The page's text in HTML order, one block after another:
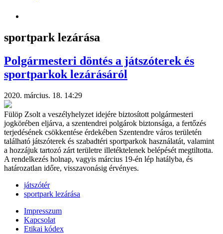
sportpark lezárása
Polgármesteri döntés a játszóterek és
sportparkok lezárásáról
2020. március. 18. 14:29
Fülöp Zsolt a veszélyhelyzet idejére biztosított polgármesteri
jogkörében eljárva, a szentendrei polgárok biztonsága, a fertőzés
terjedésének csökkentése érdekében Szentendre város területén
található játszóterek és szabadtéri sportparkok használatát, valamint
a hozzájuk tartozó zárt területre illetéktelenek belépését megtiltotta.
A rendelkezés holnap, vagyis március 19-én lép hatályba, és
határozatlan időre, visszavonásig érvényes.
játszótér
sportpark lezárása
Impresszum
Kapcsolat
Etikai kódex